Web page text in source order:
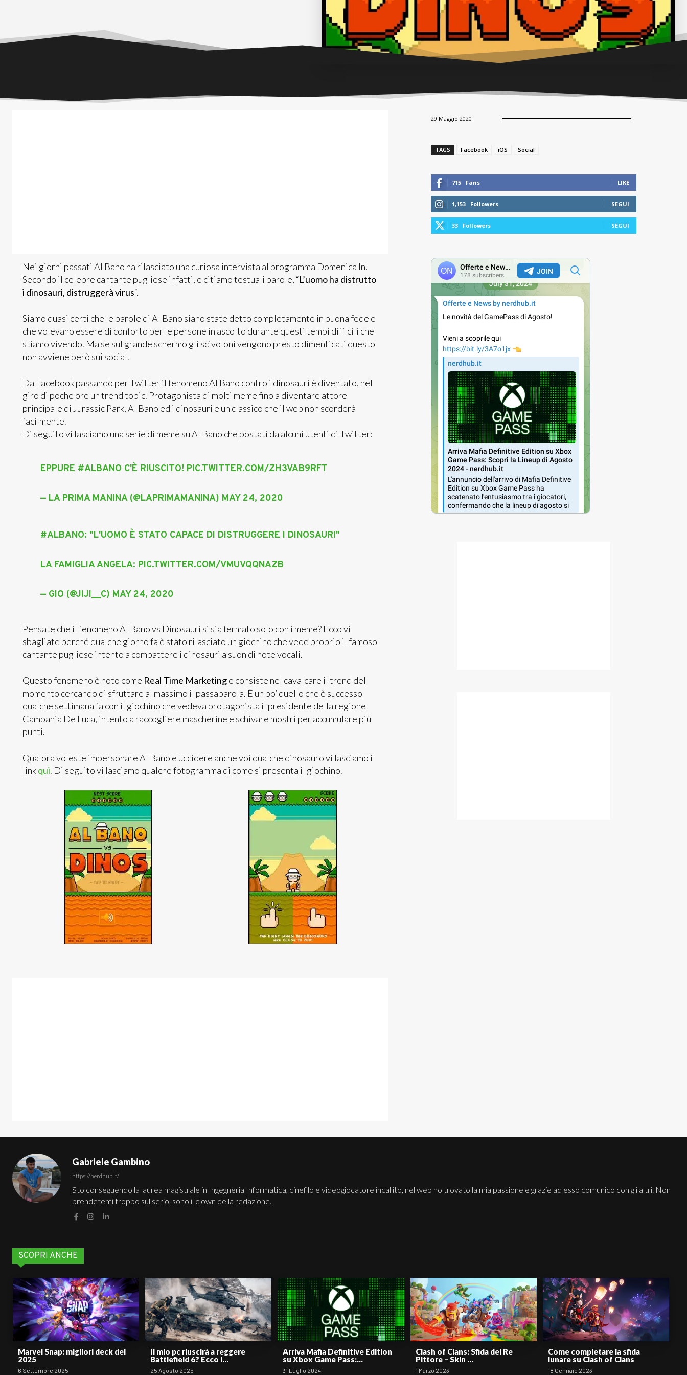
Nei giorni passati Al Bano ha rilasciato una curiosa intervista al programma Domenica In.
Secondo il celebre cantante pugliese infatti, e citiamo testuali parole, “L’uomo ha distrutto
i dinosauri, distruggerà virus“.
Siamo quasi certi che le parole di Al Bano siano state detto completamente in buona fede e
che volevano essere di conforto per le persone in ascolto durante questi tempi difficili che
stiamo vivendo. Ma se sul grande schermo gli scivoloni vengono presto dimenticati questo
non avviene però sui social.
Da Facebook passando per Twitter il fenomeno Al Bano contro i dinosauri è diventato, nel
giro di poche ore un trend topic. Protagonista di molti meme fino a diventare attore
principale di Jurassic Park, Al Bano ed i dinosauri e un classico che il web non scorderà
facilmente.
Di seguito vi lasciamo una serie di meme su Al Bano che postati da alcuni utenti di Twitter:
EPPURE #ALBANO C'È RIUSCITO! PIC.TWITTER.COM/ZH3VAB9RFT
— LA PRIMA MANINA (@LAPRIMAMANINA) MAY 24, 2020
#ALBANO: "L'UOMO È STATO CAPACE DI DISTRUGGERE I DINOSAURI"
LA FAMIGLIA ANGELA: PIC.TWITTER.COM/VMUVQQNAZB
— GIO (@JIJI__C) MAY 24, 2020
Pensate che il fenomeno Al Bano vs Dinosauri si sia fermato solo con i meme? Ecco vi
sbagliate perché qualche giorno fa è stato rilasciato un giochino che vede proprio il famoso
cantante pugliese intento a combattere i dinosauri a suon di note vocali.
Questo fenomeno è noto come Real Time Marketinge consiste nel cavalcare il trend del
momento cercando di sfruttare al massimo il passaparola. È un po’ quello che è successo
qualche settimana fa con il giochino che vedeva protagonista il presidente della regione
Campania De Luca, intento a raccogliere mascherine e schivare mostri per accumulare più
punti.
Qualora voleste impersonare Al Bano e uccidere anche voi qualche dinosauro vi lasciamo il
linkqui. Di seguito vi lasciamo qualche fotogramma di come si presenta il giochino.
29 Maggio 2020
TAGS Facebook iOS Social
715 Fans LIKE
1,153 Followers SEGUI
33 Followers SEGUI
Gabriele Gambino
https://nerdhub.it/
Sto conseguendo la laurea magistrale in Ingegneria Informatica, cinefilo e videogiocatore incallito, nel web ho trovato la mia passione e grazie ad esso comunico con gli altri. Non
prendetemi troppo sul serio, sono il clown della redazione.
SCOPRI ANCHE
Marvel Snap: migliori deck del
2025
6 Settembre 2025
Il mio pc riuscirà a reggere
Battlefield 6? Ecco i...
25 Agosto 2025
Arriva Mafia Definitive Edition
su Xbox Game Pass:...
31 Luglio 2024
Clash of Clans: Sfida del Re
Pittore – Skin ...
1 Marzo 2023
Come completare la sfida
lunare su Clash of Clans
18 Gennaio 2023